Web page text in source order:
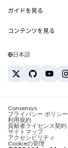
Snaps
Web3サービス
セキュリティ
サポート
キャリア
お問い合わせ
Solanaの価格
Tetherの価格
ETH→USD
USDT→INR
BTC→INR
ETH→USDT
ガイドを見る
ETHの購入
USDTの購入
SHIBの購入
BNBの購入
コンテンツを見る
Solanaウォレット
税制関連ニュース
暗号資産の購入方法は
ビットコインを売るに
日本語
Consensys
プライバシー ポリシー
利用規約
貢献者ライセンス契約
サイトマップ
アクセシビリティ
Cookieの管理